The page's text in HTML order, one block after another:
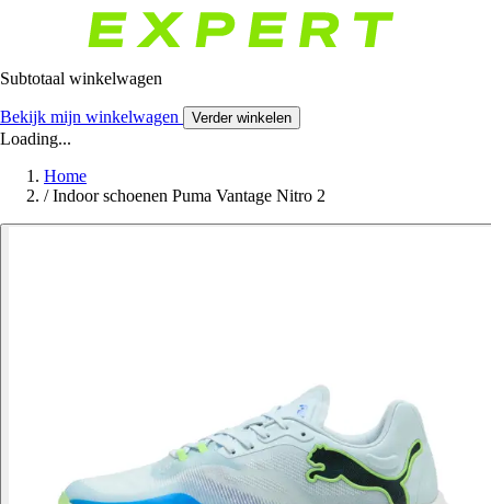
Subtotaal winkelwagen
Bekijk mijn winkelwagen Verder winkelen
Loading...
Home
/ Indoor schoenen Puma Vantage Nitro 2